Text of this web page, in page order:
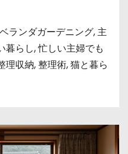
ベランダガーデニング,主
暮らし,忙しい主婦でも
理収納,整理術,猫と暮ら